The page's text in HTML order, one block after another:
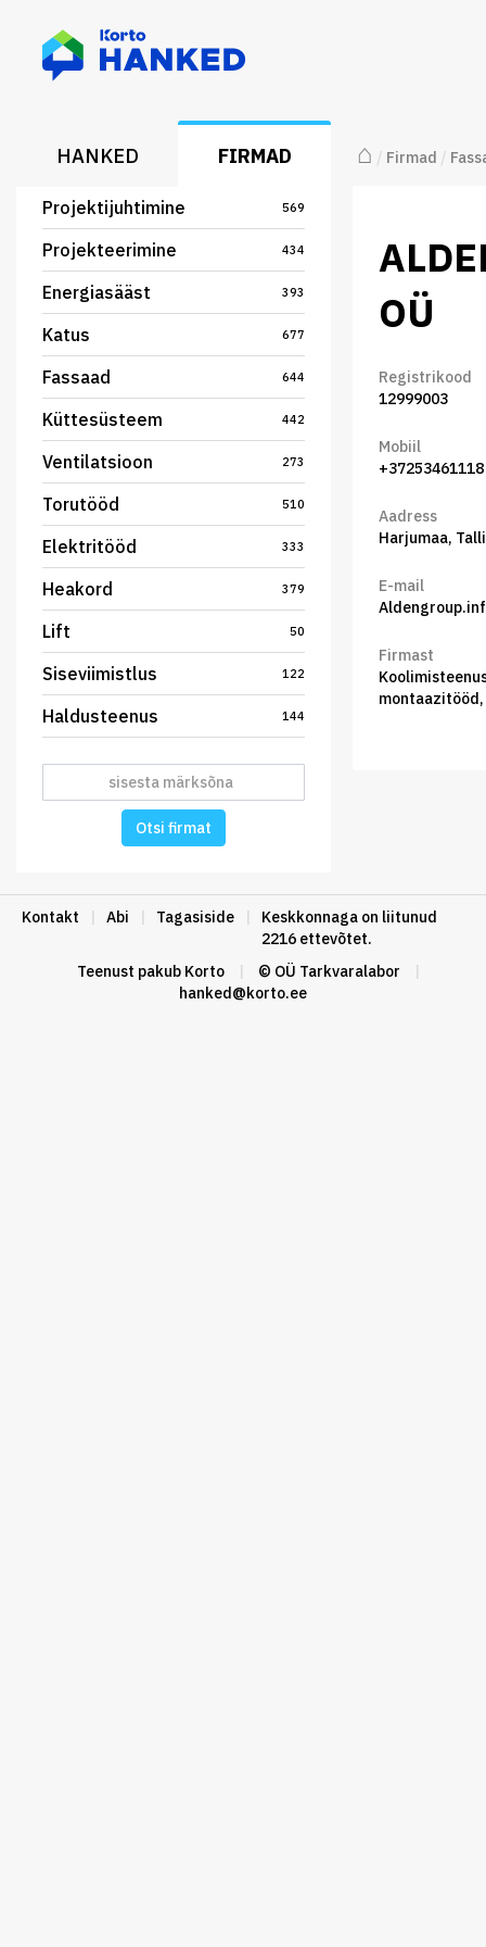
HANKED FIRMAD
Projektijuhtimine 569
Projekteerimine 434
Energiasääst 393
Katus 677
Fassaad 644
Küttesüsteem 442
Ventilatsioon 273
Torutööd 510
Elektritööd 333
Heakord 379
Lift 50
Siseviimistlus 122
Haldusteenus 144
Otsi firmat
⌂ / Firmad /
OÜ
Registrikood
12999003
Mobiil
+37253461118
Aadress
Harjumaa,
E-mail
Firmast
Kontakt | Abi | Tagasiside |
Keskkonnaga on liitunud
2216 ettevõtet.
Teenust pakub Korto | © OÜ Tarkvaralabor
|
hanked@korto.ee